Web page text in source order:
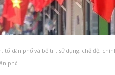
tổ dân phố và bố trí, sử dụng, chế độ,
phố